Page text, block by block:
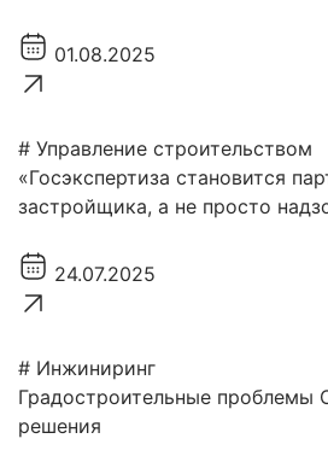
01.08.2025
# Управление строительством
«Госэкспертиза становится
застройщика, а не просто
24.07.2025
# Инжиниринг
Градостроительные проблемы
решения